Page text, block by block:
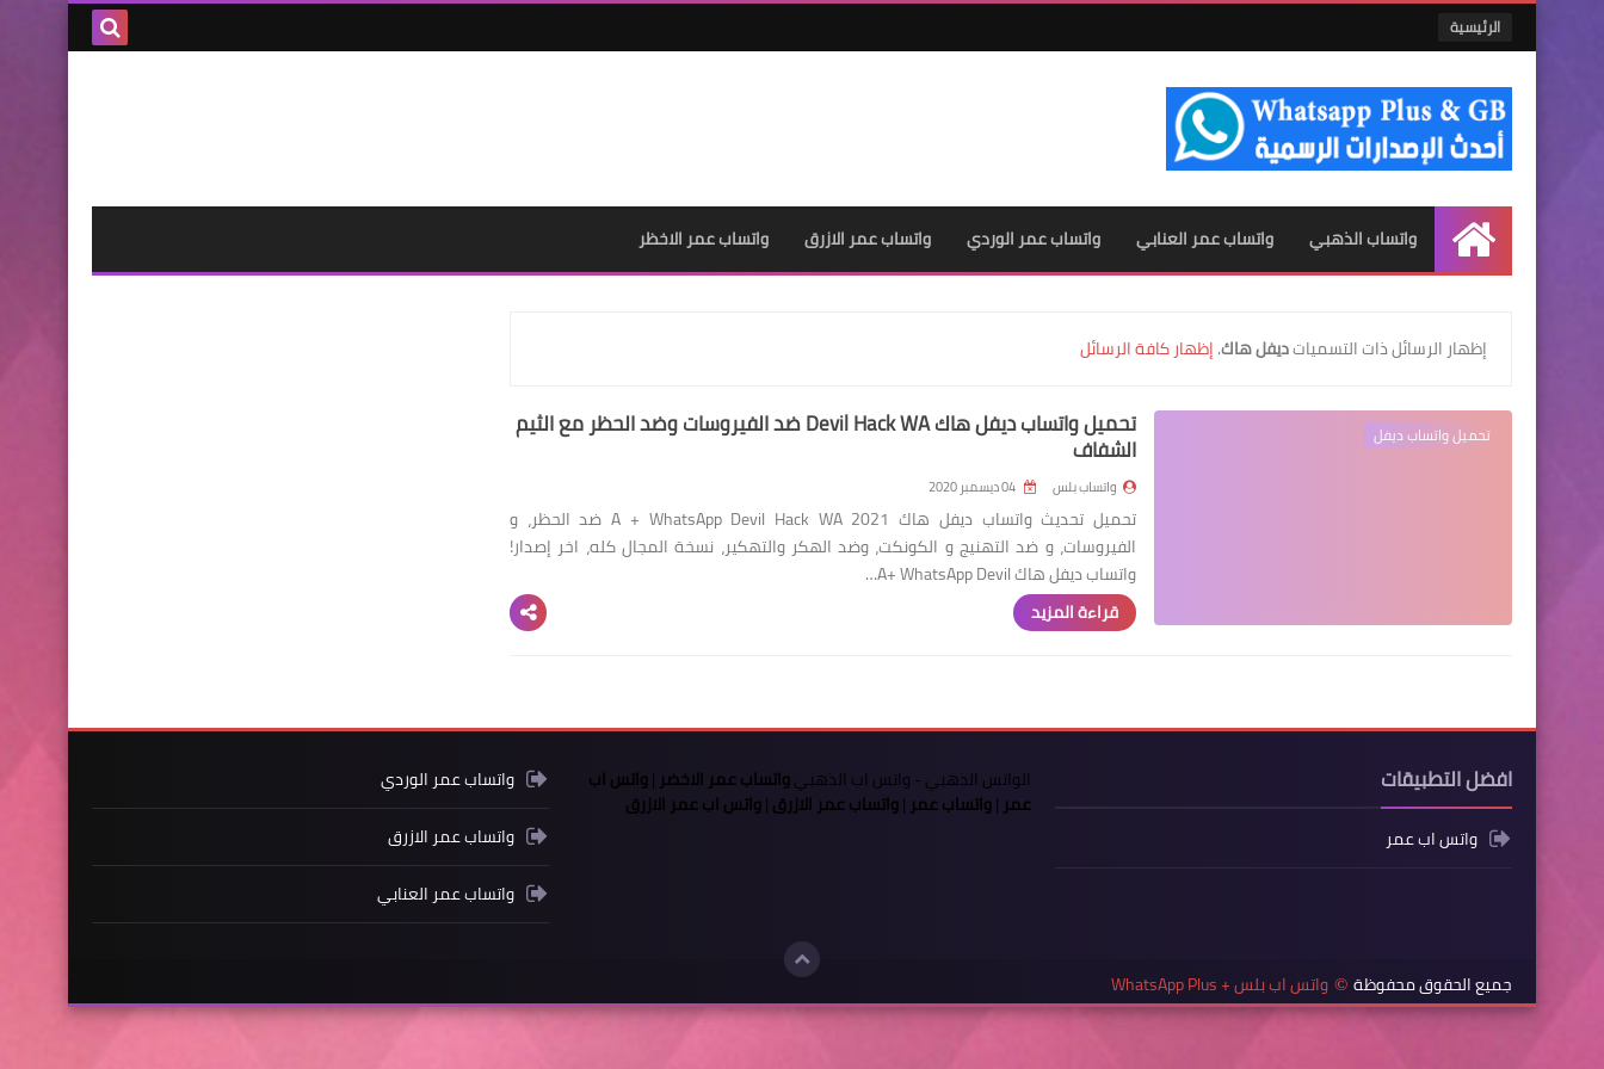
الرئيسية
الرئيسية
واتساب الذهبي واتساب عمر العنابي واتساب عمر الوردي واتساب عمر الازرق واتساب عمر الاخظر
‏إظهار الرسائل ذات التسمياتديفل هاك.إظهار كافة الرسائل
تحميل واتساب ديفل تحميل واتساب ديفل هاك Devil Hack WA ضد الفيروسات وضد الحظر مع الثيم
الشفاف
واتساب بلس
تحميل تحديث واتساب ديفل هاك 2021 A + WhatsApp Devil Hack WA ضد الحظر، و
الفيروسات، و ضد التهنيج و الكونكت، وضد الهكر والتهكير، نسخة المجال كله، اخر إصدار!
واتساب ديفل هاك A+ WhatsApp Devil…
قراءة المزيد
افضل التطبيقات
واتس اب عمر
الواتس الذهبي-واتس اب الذهبيواتساب عمر الاخضر|واتس اب
عمر|واتساب عمر|واتساب عمر الازرق|واتس اب عمر الازرق
واتساب عمر الوردي
واتساب عمر الازرق
واتساب عمر العنابي
جميع الحقوق محفوظة © واتس اب بلس + WhatsApp Plus